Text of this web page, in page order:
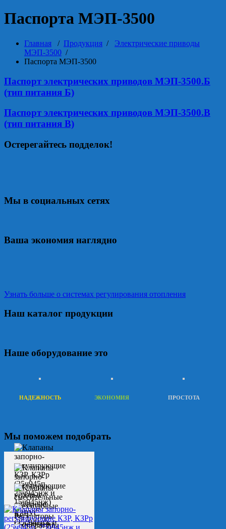
Паспорта МЭП-3500
Главная / Продукция / Электрические приводы
МЭП-3500 /
Паспорта МЭП-3500
Паспорт электрических приводов МЭП-3500.Б
(тип питания Б)
Паспорт электрических приводов МЭП-3500.В
(тип питания В)
Остерегайтесь подделок!
Мы в социальных сетях
Ваша экономия наглядно
Узнать больше о системах регулирования отопления
Наш каталог продукции
Наше оборудование это
НАДЕЖНОСТЬ ЭКОНОМИЯ ПРОСТОТА
Мы поможем подобрать